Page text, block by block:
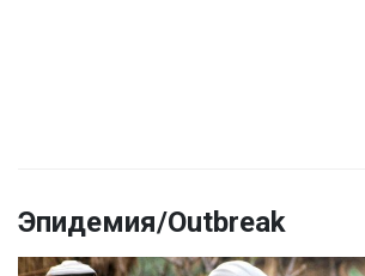
Эпидемия/Outbreak